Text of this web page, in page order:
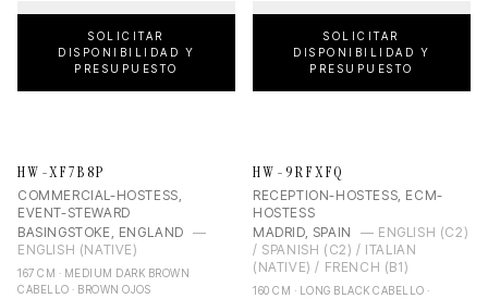
SOLICITAR
DISPONIBILIDAD Y
PRESUPUESTO
SOLICITAR
DISPONIBILIDAD Y
PRESUPUESTO
HW-XF7B8P
COMMERCIAL-HOSTESS,
EVENT-STEWARD
BASINGSTOKE, ENGLAND —
ENGLISH (NATIVE)
167 CM · MEDIUM DARK BROWN
CABELLO · BROWN OJOS
HW-9RFXFQ
RECEPTION-HOSTESS, ECM-
HOSTESS
MADRID, SPAIN
— ENGLISH (C2)
/ SPANISH (C2) / ITALIAN
(NATIVE) / FRENCH (B1)
160 CM · LONG BLACK CABELLO ·